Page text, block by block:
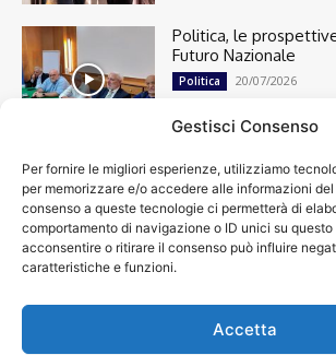
Gestisci Consenso
Per fornire le migliori esperienze, utilizziamo
per memorizzare e/o accedere alle informazioni
consenso a queste tecnologie ci permetterà di
comportamento di navigazione o ID unici su questo
acconsentire o ritirare il consenso può influire
caratteristiche e funzioni.
Accetta
Politica, le
Futuro Nazionale
Politica 20/07/2026
Cronaca
Attualità
top
News
Cultura